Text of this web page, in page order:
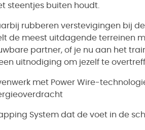
steentjes buiten houdt.
rubberen verstevigingen bij
de meest uitdagende terreinen
partner, of je nu aan het
uitnodiging om jezelf te
met Power Wire-
System dat de voet in de